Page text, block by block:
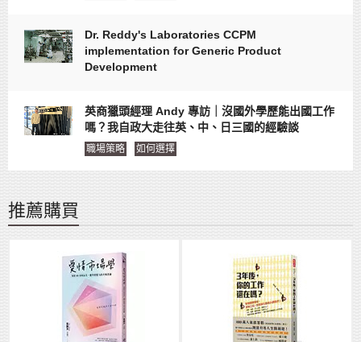
Dr. Reddy's Laboratories CCPM
implementation for Generic Product
Development
英商獵頭經理 Andy 專訪｜沒國外學歷能出國工作
嗎？我自政大走往英、中、日三國的經驗談
職場策略 如何選擇
推薦購買